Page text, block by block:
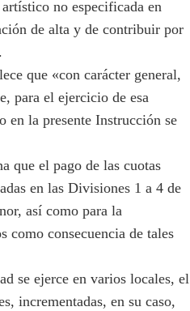
no especificada en
de alta y de contribuir por
que «con carácter general,
para el ejercicio de esa
en la presente Instrucción se
que el pago de las cuotas
en las Divisiones 1 a 4 de
así como para la
como consecuencia de tales
se ejerce en varios locales, el
incrementadas, en su caso,